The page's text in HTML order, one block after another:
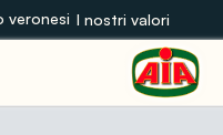
I nostri valori
gamme